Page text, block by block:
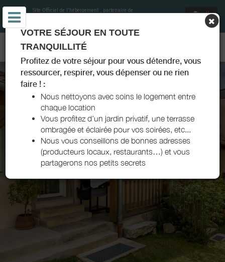
Site Officiel de l'hébergement , partenaire de
GÎTE ACOTÉ - SOLOGNY - MÂCON SUD-BOURGOGNE
VOTRE SÉJOUR EN TOUTE
TRANQUILLITÉ
Profitez de votre séjour pour vous détendre, vous
ressourcer, respirer, vous dépenser ou ne rien
faire ! :
Nous nettoyons avec soins le logement entre
chaque location
Vous profitez d’un jardin privatif, une terrasse
ombragée et éclairée pour vos soirées, etc...
Nous vous conseillons de bonnes adresses
(producteurs locaux, restaurants…) et vous
partagerons nos petits secrets